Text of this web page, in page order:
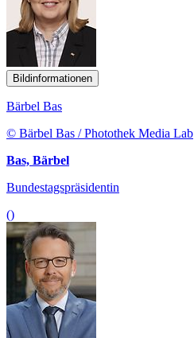
Bildinformationen
Bärbel Bas
© Bärbel Bas / Photothek Media Lab
Bas, Bärbel
Bundestagspräsidentin
()